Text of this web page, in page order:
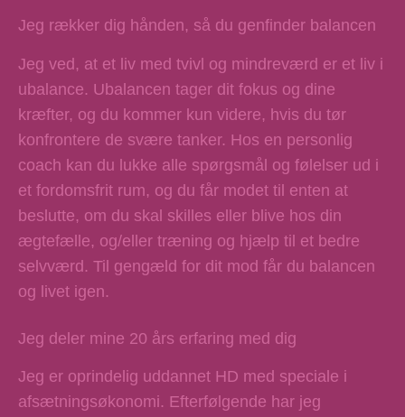
Jeg rækker dig hånden, så du genfinder balancen
Jeg ved, at et liv med tvivl og mindreværd er et liv i
ubalance. Ubalancen tager dit fokus og dine
kræfter, og du kommer kun videre, hvis du tør
konfrontere de svære tanker. Hos en personlig
coach kan du lukke alle spørgsmål og følelser ud i
et fordomsfrit rum, og du får modet til enten at
beslutte, om du skal skilles eller blive hos din
ægtefælle, og/eller træning og hjælp til et bedre
selvværd. Til gengæld for dit mod får du balancen
og livet igen.
Jeg deler mine 20 års erfaring med dig​
Jeg er oprindelig uddannet HD med speciale i
afsætningsøkonomi. Efterfølgende har jeg